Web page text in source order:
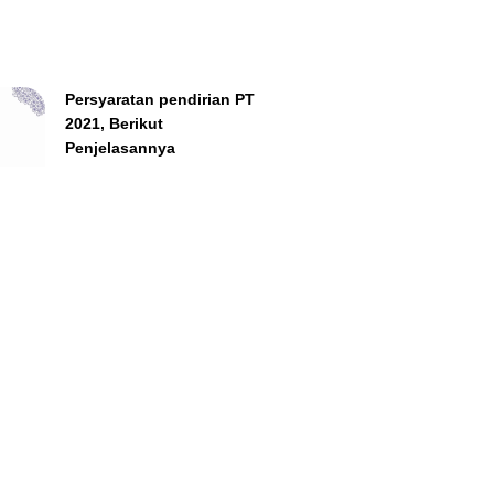
Persyaratan pendirian PT
2021, Berikut
Penjelasannya